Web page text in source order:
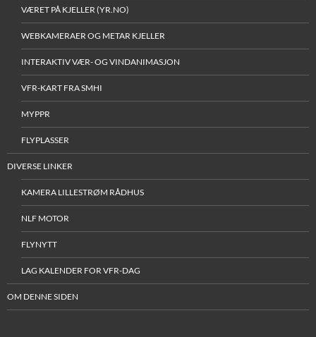
VÆRET PÅ KJELLER (YR.NO)
WEBKAMERAER OG METAR KJELLER
INTERAKTIV VÆR- OG VINDANIMASJON
VFR-KART FRA SMHI
MYPPR
FLYPLASSER
DIVERSE LINKER
KAMERA LILLESTRØM RÅDHUS
NLF MOTOR
FLYNYTT
LAG KALENDER FOR VFR-DAG
OM DENNE SIDEN